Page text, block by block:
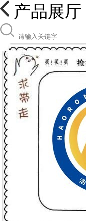
产品展厅